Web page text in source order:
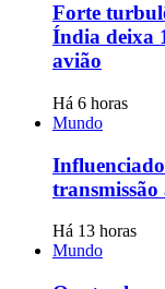
Forte
Índia deixa
avião
Há 6 horas
Mundo
Há 13 horas
Mundo